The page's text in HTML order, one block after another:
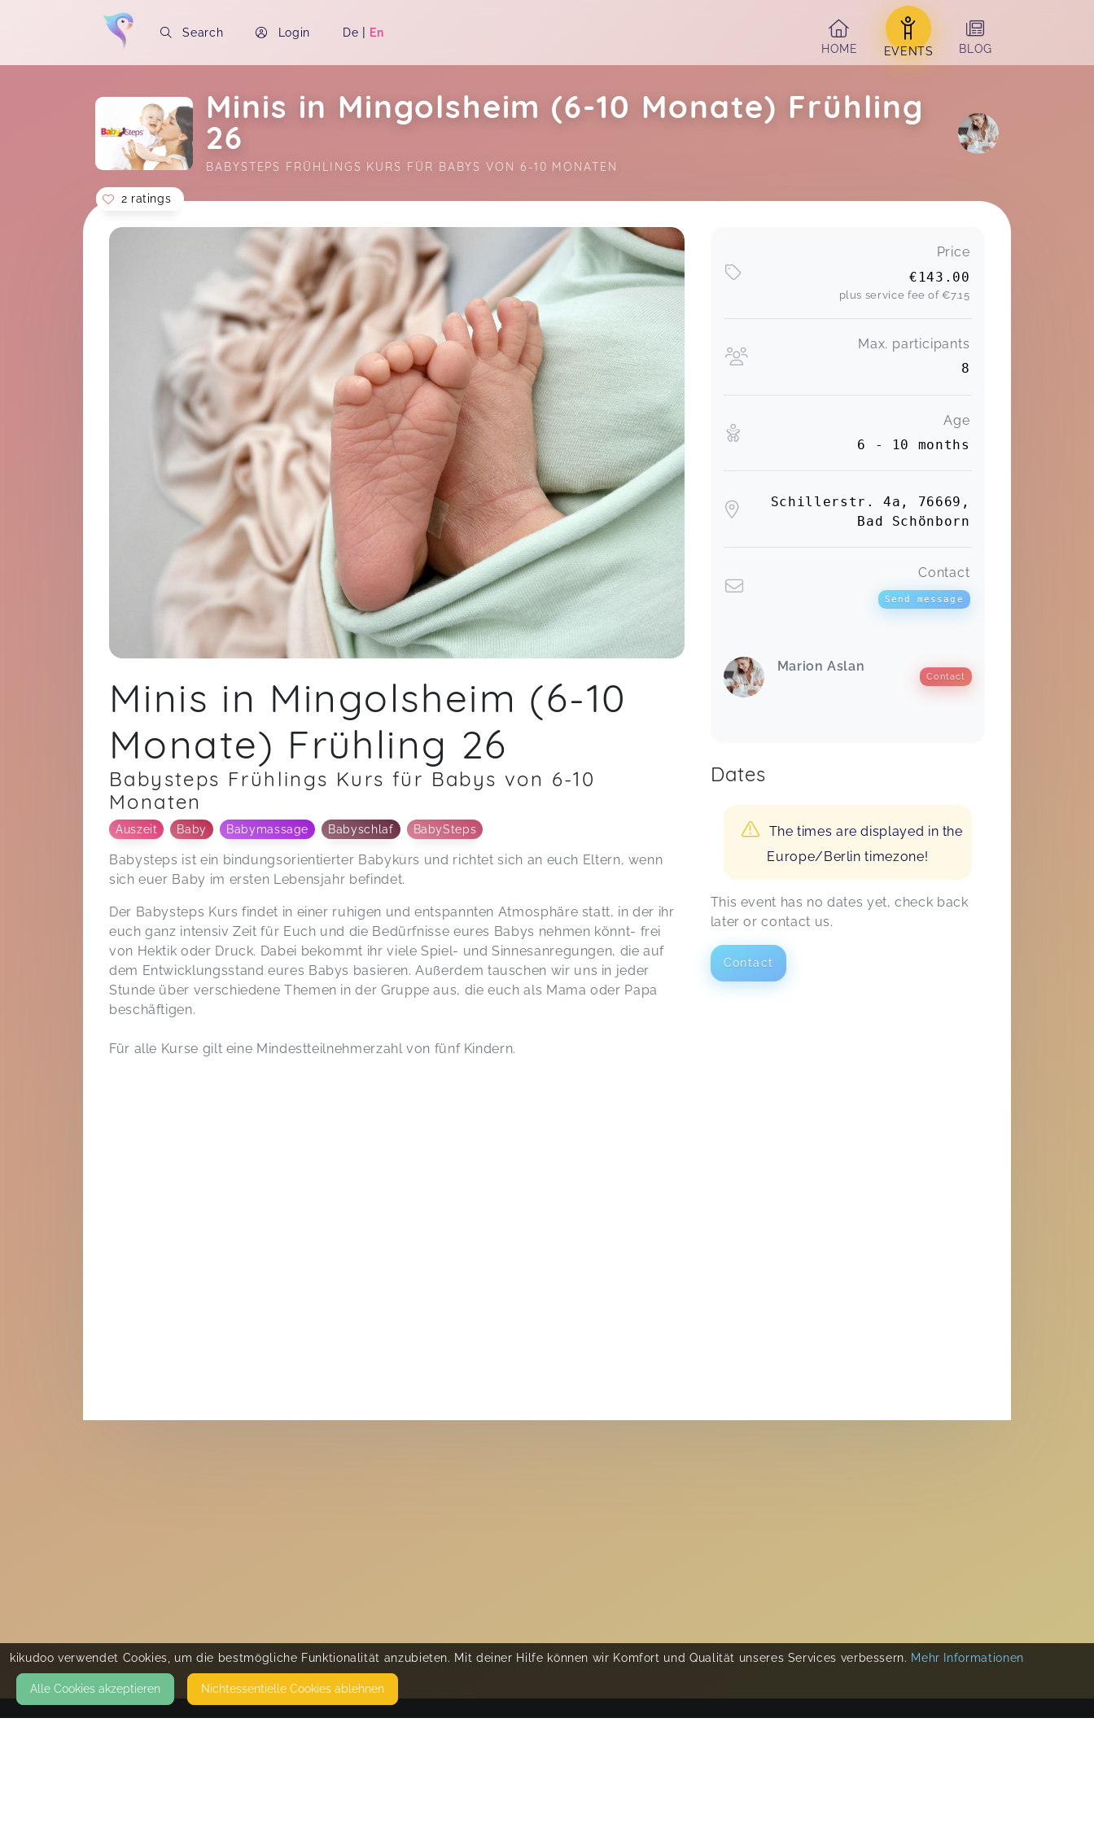
Search Login De | En
HOME
EVENTS BLOG
Minis in Mingolsheim (6-10 Monate) Frühling
26
BABYSTEPS FRÜHLINGS KURS FÜR BABYS VON 6-10 MONATEN
Soon you will learn more about me here...
2 ratings
Minis in Mingolsheim (6-10
Monate) Frühling 26
Babysteps Frühlings Kurs für Babys von 6-10
Monaten
Auszeit Baby Babymassage Babyschlaf BabySteps
Babysteps ist ein bindungsorientierter Babykurs und richtet sich an euch Eltern, wenn
sich euer Baby im ersten Lebensjahr befindet.
Der Babysteps Kurs findet in einer ruhigen und entspannten Atmosphäre statt, in der ihr
euch ganz intensiv Zeit für Euch und die Bedürfnisse eures Babys nehmen könnt- frei
von Hektik oder Druck. Dabei bekommt ihr viele Spiel- und Sinnesanregungen, die auf
dem Entwicklungsstand eures Babys basieren. Außerdem tauschen wir uns in jeder
Stunde über verschiedene Themen in der Gruppe aus, die euch als Mama oder Papa
beschäftigen.
Für alle Kurse gilt eine Mindestteilnehmerzahl von fünf Kindern.
Price
€143.00
plus service fee of€7.15
Max. participants
8
Age
6 - 10 months
Schillerstr. 4a, 76669,
Bad Schönborn
Contact
Send message
Marion Aslan
Contact
Dates
The times are displayed in the
Europe/Berlin timezone!
This event has no dates yet, check back
later or contact us.
Contact
kikudoo verwendet Cookies, um die bestmögliche Funktionalität anzubieten. Mit deiner Hilfe können wir Komfort und Qualität unseres Services verbessern. Mehr Informationen
Alle Cookies akzeptieren Nicht­essentielle Cookies ablehnen